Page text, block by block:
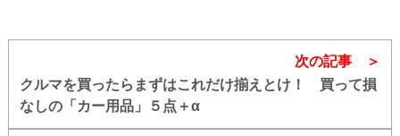
次の記事
クルマを買ったらまずはこれだけ揃えとけ！ 買って損
なしの「カー用品」５点＋α